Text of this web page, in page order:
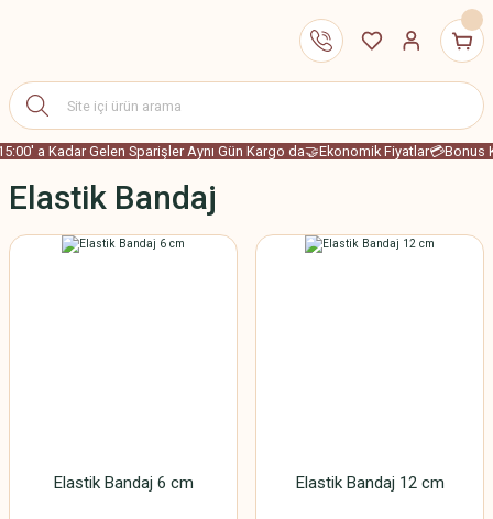
a Kadar Gelen Sparişler Aynı Gün Kargo da🤝Ekonomik Fiyatlar💳Bonus
Elastik Bandaj
Elastik Bandaj 6 cm Elastik Bandaj 12 cm